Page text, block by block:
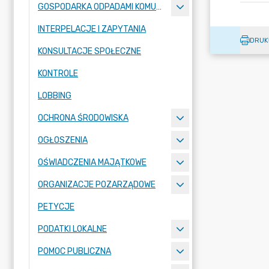
GOSPODARKA ODPADAMI KOMUNALNYMI
INTERPELACJE I ZAPYTANIA
KONSULTACJE SPOŁECZNE
KONTROLE
LOBBING
OCHRONA ŚRODOWISKA
OGŁOSZENIA
OŚWIADCZENIA MAJĄTKOWE
ORGANIZACJE POZARZĄDOWE
PETYCJE
PODATKI LOKALNE
POMOC PUBLICZNA